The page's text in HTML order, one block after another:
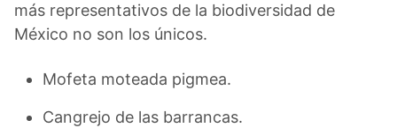
más representativos de la biodiversidad de
México no son los únicos.
Mofeta moteada pigmea.
Cangrejo de las barrancas.